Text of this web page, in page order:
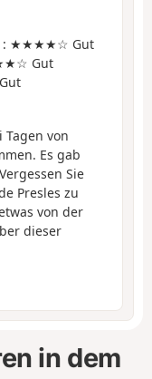
: ★★★★☆ Gut
Gut
von
Es gab
Sie
Presles zu
von der
dieser
in dem